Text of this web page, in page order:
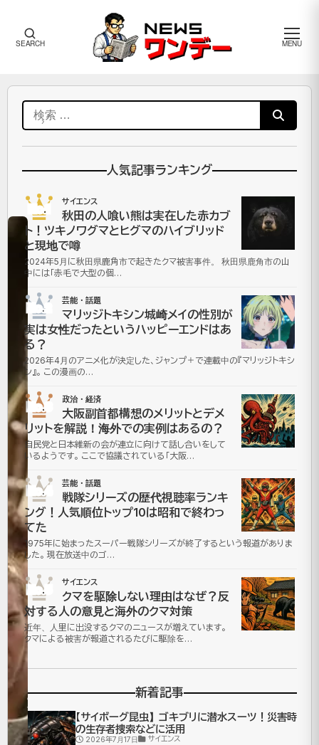
SEARCH MENU
メ
ワ
ン
デ
ー
能・
LARP（ラ
ー
プ）
の
意
味
と
は？
1
万
人
が
本
気
で
遊
ぶ
索:
人気記事ランキング
No.1
サイエンス
秋田の人喰い熊は実在した赤カブ
ト！ツキノワグマとヒグマのハイブリッド
と現地で噂
2024年5月に秋田県鹿角市で起きたクマ被害事件。 秋田県鹿角市の山
中には「赤毛で大型の個…
No.2
芸能・話題
マリッジトキシン城崎メイの性別が
実は女性だったというハッピーエンドはあ
る？
2026年4月のアニメ化が決定した、ジャンプ＋で連載中の『マリッジトキシ
ン』。 この漫画の…
No.3
政治・経済
大阪副首都構想のメリットとデメ
リットを解説！海外での実例はあるの？
自民党と日本維新の会が連立に向けて話し合いをして
いるようです。 ここで協議されている「大阪…
No.4
芸能・話題
戦隊シリーズの歴代視聴率ランキ
ング！人気順位トップ10は昭和で終わっ
てた
1975年に始まったスーパー戦隊シリーズが終了するという報道がありま
した。 現在放送中のゴ…
No.5
サイエンス
クマを駆除しない理由はなぜ？反
対する人の意見と海外のクマ対策
近年、人里に出没するクマのニュースが増えています。
クマによる被害が報道されるたびに駆除を…
新着記事
【サイボーグ昆虫】ゴキブリに潜水スーツ！災害時
の生存者捜索などに活用
2026年7月17日 サイエンス